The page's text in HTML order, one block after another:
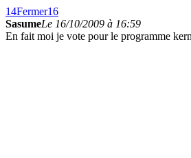
14Fermer16
SasumeLe 16/10/2009 à 16:59
En fait moi je vote pour le programme